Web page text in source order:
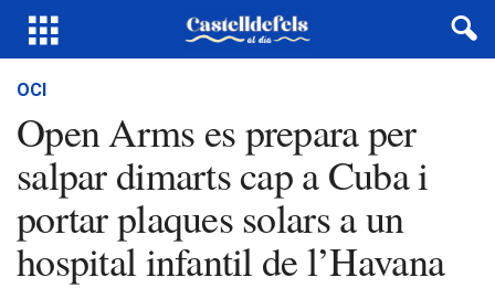
OCI
Open Arms es prepara per
salpar dimarts cap a Cuba i
portar plaques solars a un
hospital infantil de l’Havana